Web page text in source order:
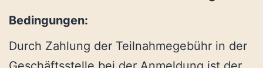
Bedingungen:
Durch Zahlung der Teilnahmegebühr in der